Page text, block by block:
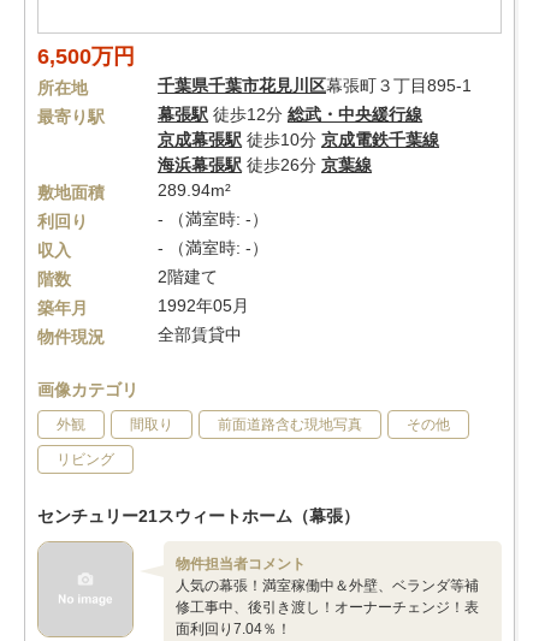
6,500万円
所在地 千葉県千葉市花見川区幕張町３丁目895-1
最寄り駅
幕張駅 徒歩12分 総武・中央緩行線
京成幕張駅 徒歩10分 京成電鉄千葉線
海浜幕張駅 徒歩26分 京葉線
敷地面積
289.94m²
利回り
- （満室時: -）
収入
- （満室時: -）
階数
2階建て
築年月
1992年05月
物件現況
全部賃貸中
画像カテゴリ
外観 間取り 前面道路含む現地写真 その他
リビング
センチュリー21スウィートホーム（幕張）
物件担当者コメント
人気の幕張！満室稼働中＆外壁、ベランダ等補
修工事中、後引き渡し！オーナーチェンジ！表
面利回り7.04％！